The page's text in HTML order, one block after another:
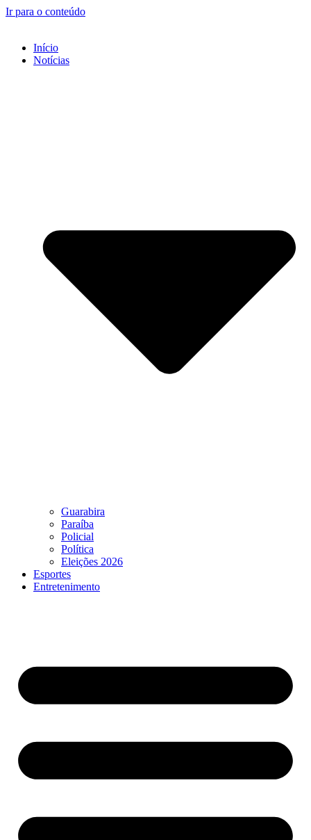
Ir para o conteúdo
Início
Notícias
Guarabira
Paraíba
Policial
Política
Eleições 2026
Esportes
Entretenimento